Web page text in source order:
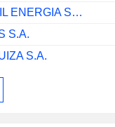
ENGIE BRASIL ENERGIA S.A.
S.A.
S.A.